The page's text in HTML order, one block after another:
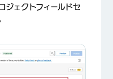
ジェクトフィールドセ